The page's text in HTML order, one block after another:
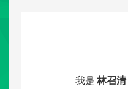
我是 林召清